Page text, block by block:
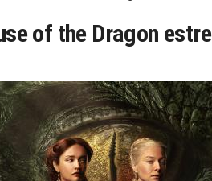
of the Dragon